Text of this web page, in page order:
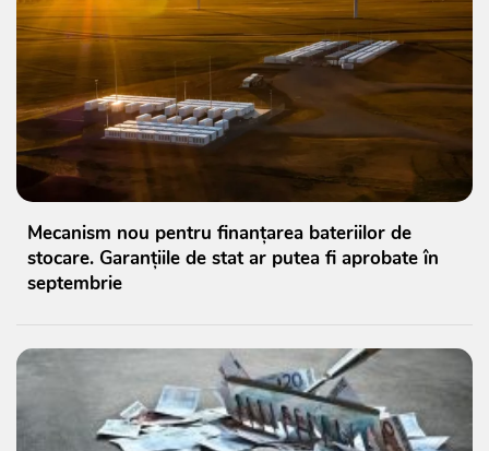
Mecanism nou pentru finanțarea bateriilor de
stocare. Garanțiile de stat ar putea fi aprobate în
septembrie